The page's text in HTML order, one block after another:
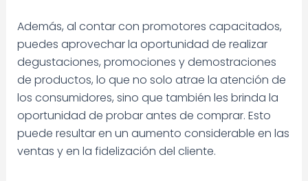
Además, al contar con promotores capacitados,
puedes aprovechar la oportunidad de realizar
degustaciones, promociones y demostraciones
de productos, lo que no solo atrae la atención de
los consumidores, sino que también les brinda la
oportunidad de probar antes de comprar. Esto
puede resultar en un aumento considerable en las
ventas y en la fidelización del cliente.